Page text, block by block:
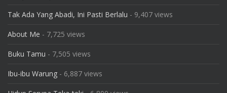
Tak Ada Yang Abadi, Ini Pasti Berlalu - 9,407 views
About Me - 7,725 views
Buku Tamu - 7,505 views
Ibu-ibu Warung - 6,887 views